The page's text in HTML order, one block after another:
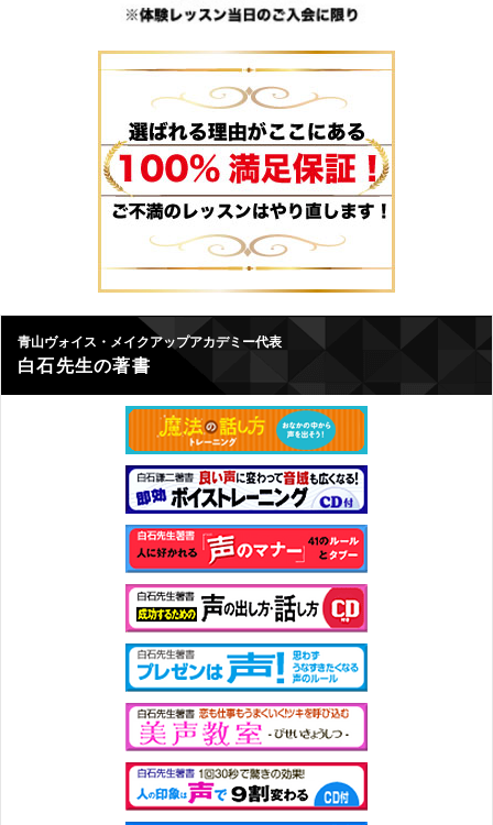
青山ヴォイス・メイクアップアカデミー代表
白石先生の著書